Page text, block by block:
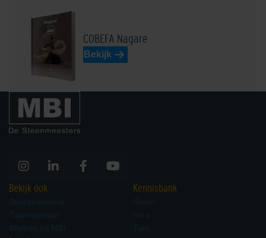
COBEFA Nagare
Bekijk
Bekijk ook
Duurzaamheid
Tuininspiratie
Werken bij MBI
Kennisbank
Gevel
Infra
Tuin